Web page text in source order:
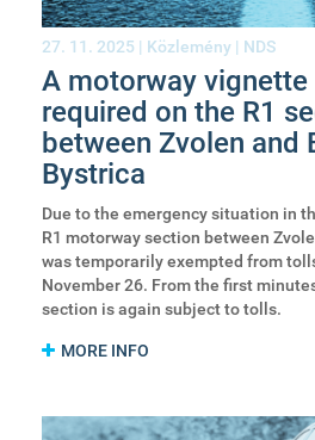
27. 11. 2025 | Közlemény | NDS
A motorway vignette
required on the R1
between Zvolen and
Bystrica
Due to the emergency situation in
R1 motorway section between
was temporarily exempted from
November 26. From the first
section is again subject to tolls.
MORE INFO